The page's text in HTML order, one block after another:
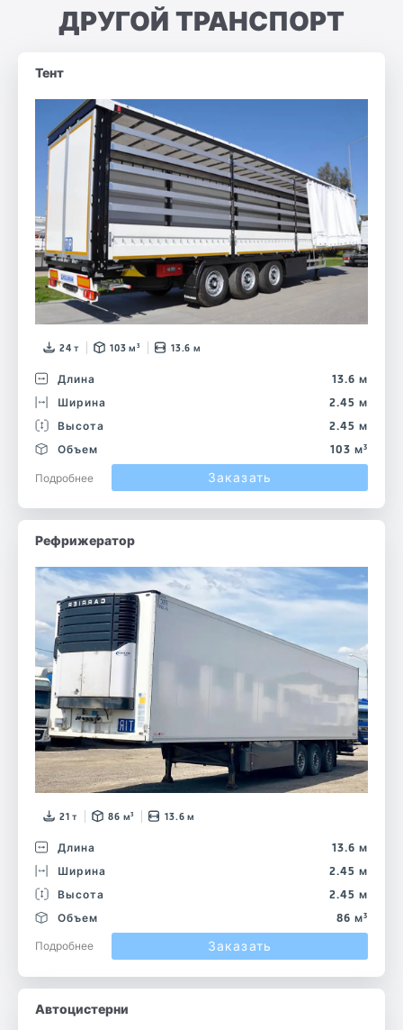
ДРУГОЙ ТРАНСПОРТ
Тент
24 т 103 м³ 13.6 м
Длина
13.6 м
Ширина
2.45 м
Высота
2.45 м
Объем
103 м³
Подробнее
Заказать
Рефрижератор
21 т 86 м³ 13.6 м
Длина
13.6 м
Ширина
2.45 м
Высота
2.45 м
Объем
86 м³
Подробнее
Заказать
Автоцистерни